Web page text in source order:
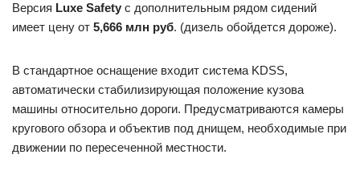
Версия Luxe Safety с дополнительным рядом сидений
имеет цену от 5,666 млн руб. (дизель обойдется дороже).
В стандартное оснащение входит система KDSS,
автоматически стабилизирующая положение кузова
машины относительно дороги. Предусматриваются камеры
кругового обзора и объектив под днищем, необходимые при
движении по пересеченной местности.